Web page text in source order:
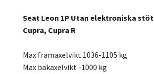
Seat Leon 1P Utan elektroniska
Cupra, Cupra R
Max framaxelvikt 1036-1105 kg
Max bakaxelvikt -1000 kg